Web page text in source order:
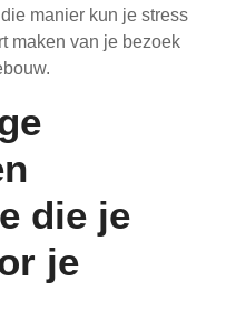
manier kun je stress
maken van je bezoek
die je
je